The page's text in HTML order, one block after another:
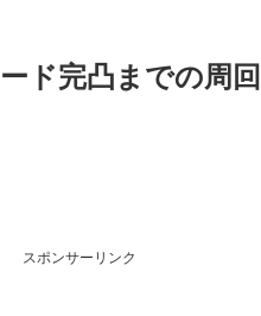
ド完凸までの周
スポンサーリンク